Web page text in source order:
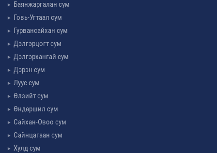
Баянжаргалан сум
Говь-Угтаал сум
Гурвансайхан сум
Дэлгэрцогт сум
Дэлгэрхангай сум
Дэрэн сум
Луус сум
Өлзийт сум
Өндөршил сум
Сайхан-Овоо сум
Сайнцагаан сум
Хулд сум